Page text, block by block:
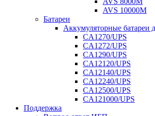
AVS 10000M
Батареи
Аккумуляторные батареи
CA1270/UPS
CA1272/UPS
CA1290/UPS
CA12120/UPS
CA12140/UPS
CA12240/UPS
CA12500/UPS
CA121000/UPS
Поддержка